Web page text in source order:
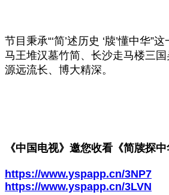
节目秉承“‘简’述历史 ‘牍’懂中华
马王堆汉墓竹简、长沙走马楼三
源远流长、博大精深。
《中国电视》邀您收看《简牍探
https://www.yspapp.cn/3NP7
https://www.yspapp.cn/3LVN